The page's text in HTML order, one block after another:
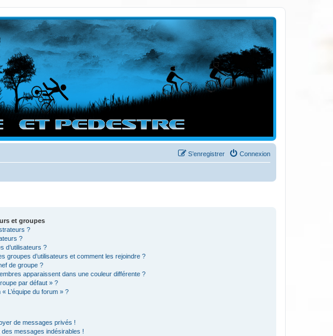
Connexion
S’enregistrer
et groupes
?
?
d’utilisateurs ?
groupes d’utilisateurs et comment les rejoindre ?
de groupe ?
apparaissent dans une couleur différente ?
par défaut » ?
L’équipe du forum » ?
de messages privés !
messages indésirables !